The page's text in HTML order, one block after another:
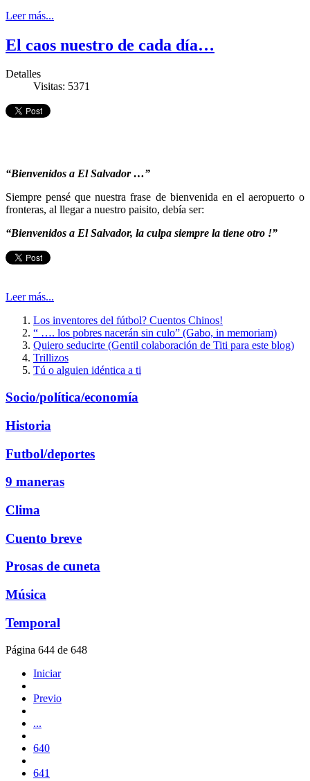
Leer más...
El caos nuestro de cada día…
Detalles
Visitas: 5371
“Bienvenidos a El Salvador …”
Siempre pensé que nuestra frase de bienvenida en el aeropuerto o
fronteras, al llegar a nuestro paisito, debía ser:
“Bienvenidos a El Salvador, la culpa siempre la tiene otro !”
Leer más...
Los inventores del fútbol? Cuentos Chinos!
“ …. los pobres nacerán sin culo” (Gabo, in memoriam)
Quiero seducirte (Gentil colaboración de Titi para este blog)
Trillizos
Tú o alguien idéntica a ti
Socio/política/economía
Historia
Futbol/deportes
9 maneras
Clima
Cuento breve
Prosas de cuneta
Música
Temporal
Página 644 de 648
Iniciar
Previo
...
640
641